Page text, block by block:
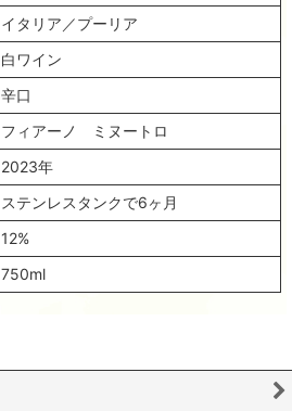
イタリア／プーリア
白ワイン
辛口
フィアーノ ミヌートロ
2023年
ステンレスタンクで6ヶ月
12%
750ml